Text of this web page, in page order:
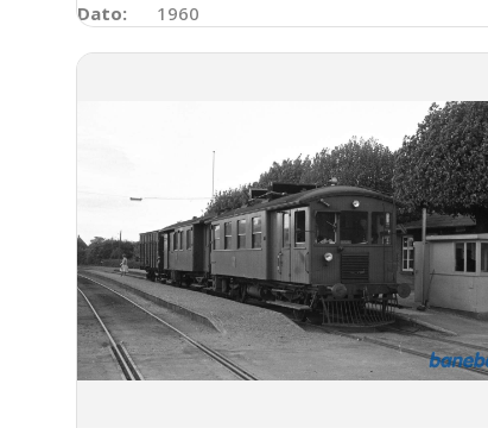
Dato:
1960